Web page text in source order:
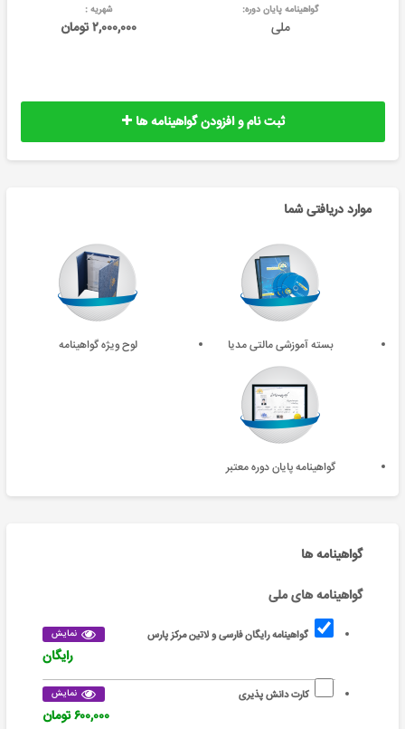
گواهینامه پایان دوره:
ملی
شهریه :
۲,۰۰۰,۰۰۰ تومان
ثبت نام و افزودن گواهینامه ها
موارد دریافتی شما
بسته آموزشی مالتی مدیا لوح ویژه گواهینامه
گواهینامه پایان دوره معتبر
گواهینامه ها
گواهینامه های ملی
گواهینامه رایگان فارسی و لاتین مرکز پارس نمایش
رایگان
کارت دانش پذیری نمایش
۶۰۰,۰۰۰ تومان